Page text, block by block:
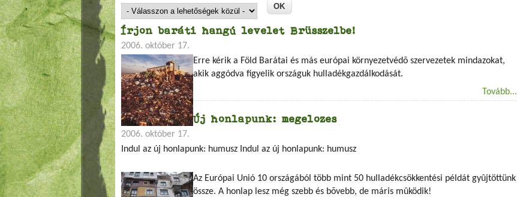
Írjon baráti hangú levelet Brüsszelbe!
2006. október 17.
Erre kérik a Föld Barátai és más európai környezetvédõ szervezetek mindazokat,
akik aggódva figyelik országuk hulladékgazdálkodását.
Tovább...
Új honlapunk: megelozes
2006. október 17.
Indul az új honlapunk: humusz Indul az új honlapunk: humusz
Az Európai Unió 10 országából több mint 50 hulladékcsökkentési példát gyûjtöttünk
össze. A honlap lesz még szebb és bõvebb, de máris mûködik!